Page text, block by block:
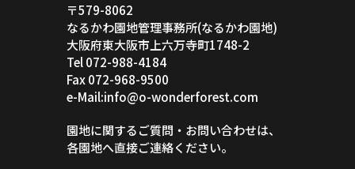
〒579-8062
なるかわ園地管理事務所(なるかわ園地)
大阪府東大阪市上六万寺町1748-2
Tel 072-988-4184
Fax 072-968-9500
e-Mail:info@o-wonderforest.com
園地に関するご質問・お問い合わせは、
各園地へ直接ご連絡ください。